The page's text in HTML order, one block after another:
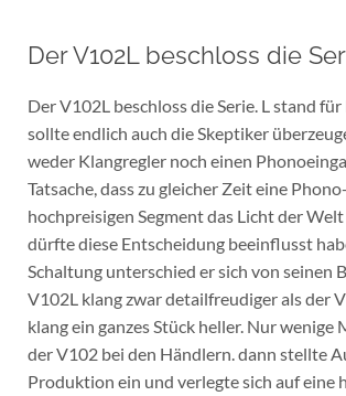
Der V102L beschloss die
Der V102L beschloss die Serie. L stand
sollte endlich auch die Skeptiker
weder Klangregler noch einen
Tatsache, dass zu gleicher Zeit eine
hochpreisigen Segment das Licht der
dürfte diese Entscheidung beeinflusst
Schaltung unterschied er sich von seinen
V102L klang zwar detailfreudiger als der
klang ein ganzes Stück heller. Nur wenige
der V102 bei den Händlern. dann stellte
Produktion ein und verlegte sich auf eine